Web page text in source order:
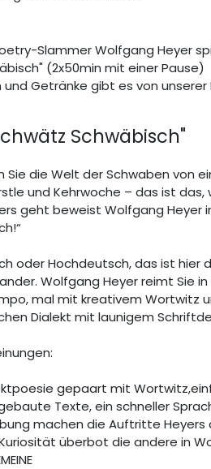
Slammer Wolfgang Heyer
(2x50min mit einer Pause)
und Getränke gibt es von
Schwäbisch"
Sie die Welt der Schwaben von
und Kehrwoche – das ist
geht beweist Wolfgang Heyer
oder Hochdeutsch, das ist hier
Wolfgang Heyer reimt Sie
mal mit kreativem Wortwitz
Dialekt mit launigem
gepaart mit
Texte, ein schneller
machen die Auftritte Heyers
Kuriosität überbot die andere in